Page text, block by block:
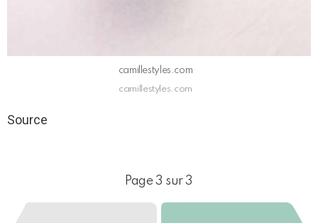
camillestyles.com
camillestyles.com
Source
Page 3 sur 3